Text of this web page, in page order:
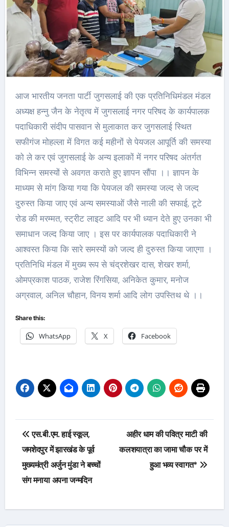
आज भारतीय जनता पार्टी जुगसलाई की एक प्रतिनिधिमंडल मंडल
अध्यक्ष हन्नु जैन के नेतृत्व में जुगसलाई नगर परिषद के कार्यपालक
पदाधिकारी संदीप पासवान से मुलाकात कर जुगसलाई स्थित
सफीगंज मोहल्ला में विगत कई महीनों से पेयजल आपूर्ति की समस्या
को ले कर एवं जुगसलाई के अन्य इलाकों में नगर परिषद अंतर्गत
विभिन्न समस्यों से अवगत कराते हुए ज्ञापन सौंपा ।। ज्ञापन के
माध्यम से मांग किया गया कि पेयजल की समस्या जल्द से जल्द
दुरुस्त किया जाए एवं अन्य समस्याओं जैसे नाली की सफाई, टूटे
रोड की मरम्मत, स्ट्रीट लाइट आदि पर भी ध्यान देते हुए उनका भी
समाधान जल्द किया जाए । इस पर कार्यपालक पदाधिकारी ने
आश्वस्त किया कि सारे समस्यों को जल्द ही दुरुस्त किया जाएगा ।
प्रतिनिधि मंडल में मुख्य रूप से चंद्रशेखर दास, शेखर शर्मा,
ओमप्रकाश पाठक, राजेश रिंगसिया, अनिकेत कुमार, मनोज
अग्रवाल, अनिल चौहान, विनय शर्मा आदि लोग उपस्तिथ थे ।।
Share this:
WhatsApp X Facebook
Post
navigation
एस.बी.एम. हाई स्कूल,
जमशेदपुर में झारखंड के पूर्व
मुख्यमंत्री अर्जुन मुंडा ने बच्चों
संग मनाया अपना जन्मदिन
अहीर धाम की पवित्र माटी की
कलशयात्रा का जामा चौक पर में
हुआ भव्य स्वागत*